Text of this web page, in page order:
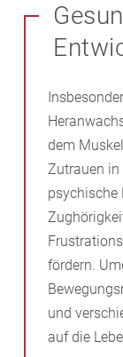
dem
Zutrauen in
psychische
fördern.
und
auf die